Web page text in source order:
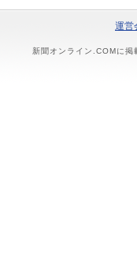
運営
新聞オンライン.COMに掲